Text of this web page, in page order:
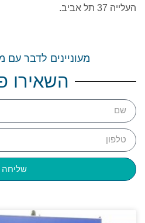
העלייה 37 תל אביב.
מעוניינים לדבר
השאירו
שליחה